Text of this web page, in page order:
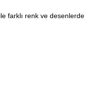
farklı renk ve desenlerde